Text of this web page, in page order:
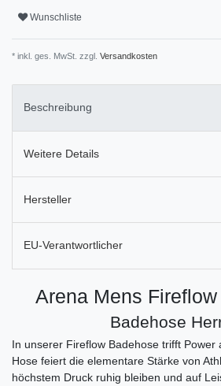
Wunschliste
* inkl. ges. MwSt. zzgl. Versandkosten
Beschreibung
Weitere Details
Hersteller
EU-Verantwortlicher
Arena Mens
Badehose
In unserer Fireflow Badehose trifft Power
Hose feiert die elementare Stärke von
höchstem Druck ruhig bleiben und auf